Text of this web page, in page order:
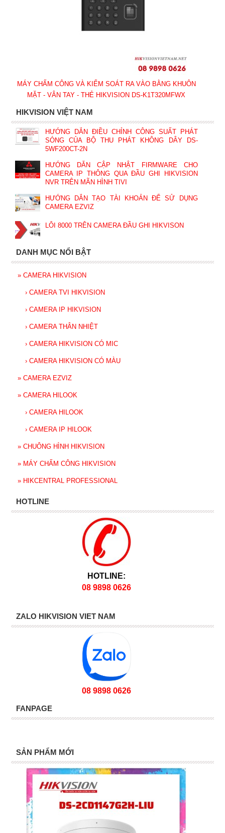
MÁY CHẤM CÔNG VÀ KIỂM SOÁT RA VÀO BẰNG KHUÔN
MẶT - VÂN TAY - THẺ HIKVISION DS-K1T320MFWX
HIKVISION VIỆT NAM
HƯỚNG DẪN ĐIỀU CHỈNH CÔNG SUẤT PHÁT
SÓNG CỦA BỘ THU PHÁT KHÔNG DÂY DS-
5WF200CT-2N
HƯỚNG DẪN CẬP NHẬT FIRMWARE CHO
CAMERA IP THÔNG QUA ĐẦU GHI HIKVISION
NVR TRÊN MÃN HÌNH TIVI
HƯỚNG DẪN TẠO TÀI KHOẢN ĐỂ SỬ DỤNG
CAMERA EZVIZ
LỖI 8000 TRÊN CAMERA ĐẦU GHI HIKVISON
DANH MỤC NỔI BẬT
» CAMERA HIKVISION
› CAMERA TVI HIKVISION
› CAMERA IP HIKVISION
› CAMERA THÂN NHIỆT
› CAMERA HIKVISION CÓ MIC
› CAMERA HIKVISION CÓ MÀU
» CAMERA EZVIZ
» CAMERA HILOOK
› CAMERA HILOOK
› CAMERA IP HILOOK
» CHUÔNG HÌNH HIKVISION
» MÁY CHẤM CÔNG HIKVISION
» HIKCENTRAL PROFESSIONAL
HOTLINE
HOTLINE:
08 9898 0626
ZALO HIKVISION VIET NAM
08 9898 0626
FANPAGE
SẢN PHẨM MỚI